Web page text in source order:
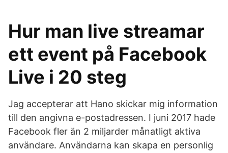
Hur man live streamar
ett event på Facebook
Live i 20 steg
Jag accepterar att Hano skickar mig information
till den angivna e-postadressen. I juni 2017 hade
Facebook fler än 2 miljarder månatligt aktiva
användare. Användarna kan skapa en personlig